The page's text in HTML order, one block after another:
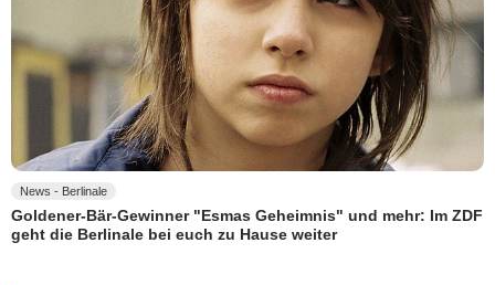
News - Berlinale
Goldener-Bär-Gewinner "Esmas Geheimnis" und mehr: Im ZDF
geht die Berlinale bei euch zu Hause weiter